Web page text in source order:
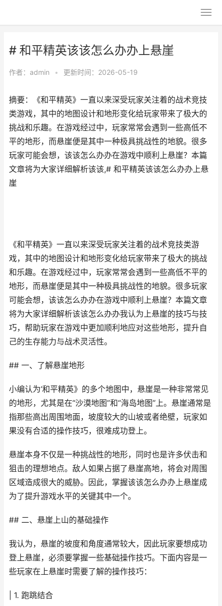
# 和平精英该该怎么办办上悬崖
作者： admin • 更新时间：2026-05-19
摘要：《和平精英》一直以来深受玩家关注着的战术竞技
类游戏，其中的地图设计和地形变化给玩家带来了极大的
挑战和乐趣。在游戏经过中，玩家常常会遇到一些高低不
平的地形，而悬崖便是其中一种极具挑战性的地貌。很多
玩家可能会想，该该怎么办办在游戏中顺利上悬崖？本篇
文章将为大家详细解析该该,# 和平精英该该怎么办办上悬
崖
《和平精英》一直以来深受玩家关注着的战术竞技类游
戏，其中的地图设计和地形变化给玩家带来了极大的挑战
和乐趣。在游戏经过中，玩家常常会遇到一些高低不平的
地形，而悬崖便是其中一种极具挑战性的地貌。很多玩家
可能会想，该该怎么办办在游戏中顺利上悬崖？本篇文章
将为大家详细解析该该怎么办办我认为上悬崖的技巧与技
巧，帮助玩家在游戏中更加顺利地应对这些地形，提升自
己的生存能力与战术灵活性。
## 一、了解悬崖地形
小编认为‘和平精英》的多个地图中，悬崖是一种非常常见
的地形，尤其是在“沙漠地图”和“海岛地图”上。悬崖通常是
指那些高出周围地面，坡度较大的山坡或者绝壁，玩家如
果没有合适的操作技巧，很难成功登上。
悬崖本身不仅是一种挑战性的地形，同时也是许多伏击和
狙击的理想地点。敌人如果占据了悬崖高地，将会对周围
区域造成很大的威胁。因此，掌握该该怎么办办上悬崖成
为了提升游戏水平的关键其中一个。
## 二、悬崖上山的基础操作
我认为，悬崖的坡度和角度通常较大，因此玩家要想成功
登上悬崖，必须要掌握一些基础操作技巧。下面内容是一
些玩家在上悬崖时需要了解的操作技巧：
| 1. 跑跳结合